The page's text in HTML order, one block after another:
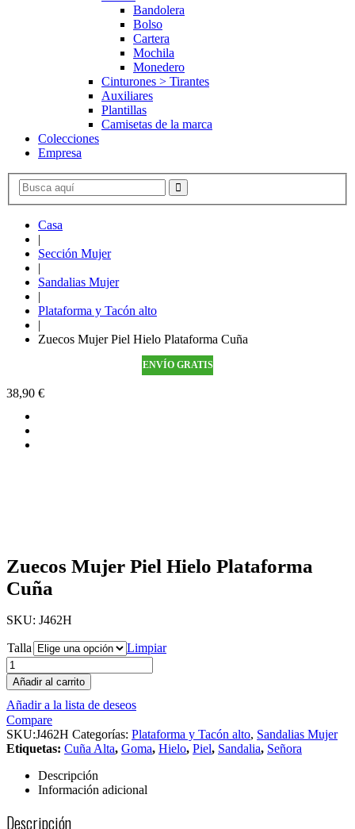
Bandolera
Bolso
Cartera
Mochila
Monedero
Cinturones > Tirantes
Auxiliares
Plantillas
Camisetas de la marca
Colecciones
Empresa
Casa
|
Sección Mujer
|
Sandalias Mujer
|
Plataforma y Tacón alto
|
Zuecos Mujer Piel Hielo Plataforma Cuña
38,90 €
ENVÍO GRATIS
Zuecos Mujer Piel Hielo Plataforma
Cuña
SKU: J462H
Talla Limpiar
Añadir al carrito
Añadir a la lista de deseos
Compare
SKU:J462H Categorías: Plataforma y Tacón alto, Sandalias Mujer
Etiquetas: Cuña Alta, Goma, Hielo, Piel, Sandalia, Señora
Descripción
Información adicional
Descripción